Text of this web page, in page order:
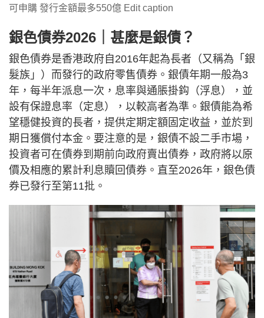
可申購 發行金額最多550億 Edit caption
銀色債券2026｜甚麼是銀債？
銀色債券是香港政府自2016年起為長者（又稱為「銀
髮族」）而發行的政府零售債券。銀債年期一般為3
年，每半年派息一次，息率與通脹掛鈎（浮息），並
設有保證息率（定息），以較高者為準。銀債能為希
望穩健投資的長者，提供定期定額固定收益，並於到
期日獲償付本金。要注意的是，銀債不設二手市場，
投資者可在債券到期前向政府賣出債券，政府將以原
價及相應的累計利息贖回債券。直至2026年，銀色債
券已發行至第11批。